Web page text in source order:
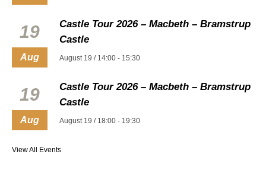
19
Aug
Castle Tour 2026 – Macbeth – Bramstrup
Castle
August 19 / 14:00 - 15:30
19
Aug
Castle Tour 2026 – Macbeth – Bramstrup
Castle
August 19 / 18:00 - 19:30
View All Events